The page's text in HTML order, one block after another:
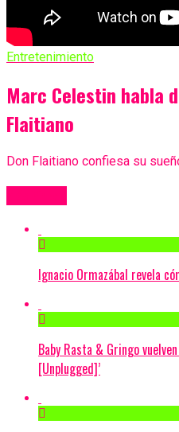
Entretenimiento
Marc Celestin habla
Flaitiano
Don Flaitiano confiesa su
Ignacio Ormazábal revela
Baby Rasta & Gringo
[Unplugged]’